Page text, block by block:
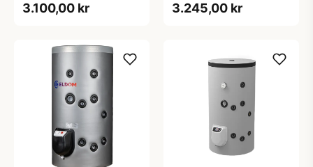
spiral
3.100,00 kr
spiral
3.245,00 kr